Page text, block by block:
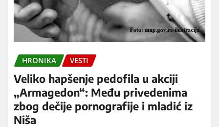
HRONIKA VESTI
Veliko hapšenje pedofila u akciji
„Armagedon“: Među privedenima
zbog dečije pornografije i mladić iz
Niša